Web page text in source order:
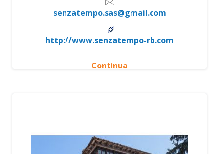
senzatempo.sas@gmail.com
http://www.senzatempo-rb.com
Continua